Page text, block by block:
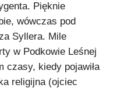
Pięknie
wówczas pod
Syllera. Mile
w Podkowie Leśnej
czasy, kiedy pojawiła
religijna (ojciec